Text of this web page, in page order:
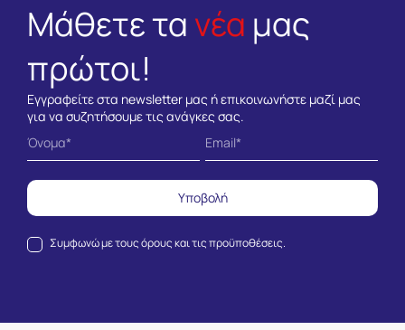
Μάθετε τα νέα μας
πρώτοι!
Εγγραφείτε στα newsletter μας ή επικοινωνήστε μαζί μας
για να συζητήσουμε τις ανάγκες σας.
Συμφωνώ με τουςόρους και τις προϋποθέσεις.
Υποβολή